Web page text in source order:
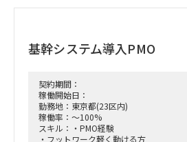
■働き方/勤務場所：基本リモートでの
基幹システム導入PMO
契約期間：
稼働開始日：
勤務地：東京都(23区内)
稼働率：～100%
スキル：・PMO経験
・フットワーク軽く動ける方